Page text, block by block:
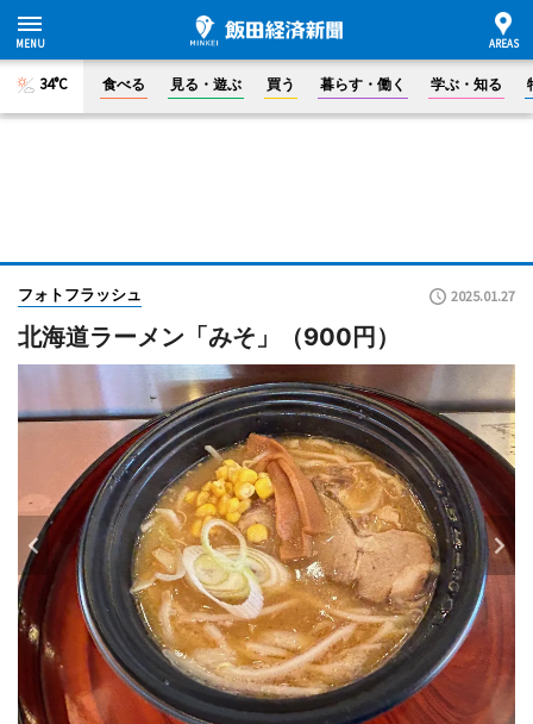
34°C 食べる 見る・遊ぶ 買う 暮らす・働く 学ぶ・知る
フォトフラッシュ 2025.01.27
北海道ラーメン「みそ」（900円）